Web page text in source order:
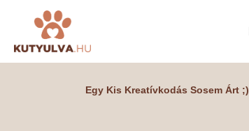
Egy Kis Kreatívkodás Sosem Árt ;)